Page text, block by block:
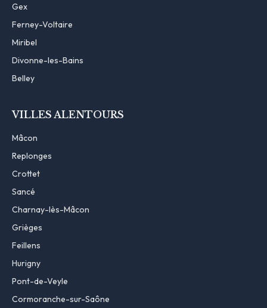
Gex
Ferney-Voltaire
Miribel
Divonne-les-Bains
Belley
VILLES ALENTOURS
Mâcon
Replonges
Crottet
Sancé
Charnay-lès-Mâcon
Grièges
Feillens
Hurigny
Pont-de-Veyle
Cormoranche-sur-Saône